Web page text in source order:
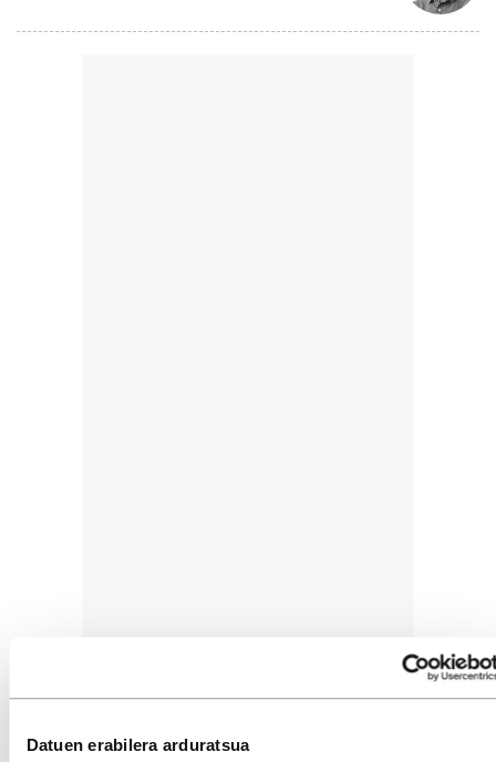
Datuen erabilera arduratsua